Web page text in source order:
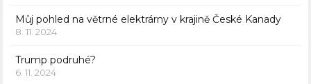
Můj pohled na větrné elektrárny v krajině České Kanady
8. 11. 2024
Trump podruhé?
6. 11. 2024